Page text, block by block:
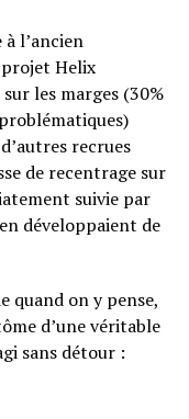
l’ancien
Helix
les marges (30%
recrues
de recentrage sur
suivie par
développaient de
quand on y pense,
d’une véritable
sans détour :